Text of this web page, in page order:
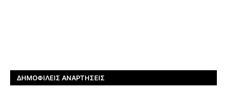
ΔΗΜΟΦΙΛΕΊΣ ΑΝΑΡΤΉΣΕΙΣ